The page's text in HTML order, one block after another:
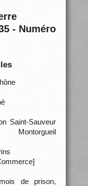
- Numéro
Saint-Sauveur
Montorgueil
de prison,